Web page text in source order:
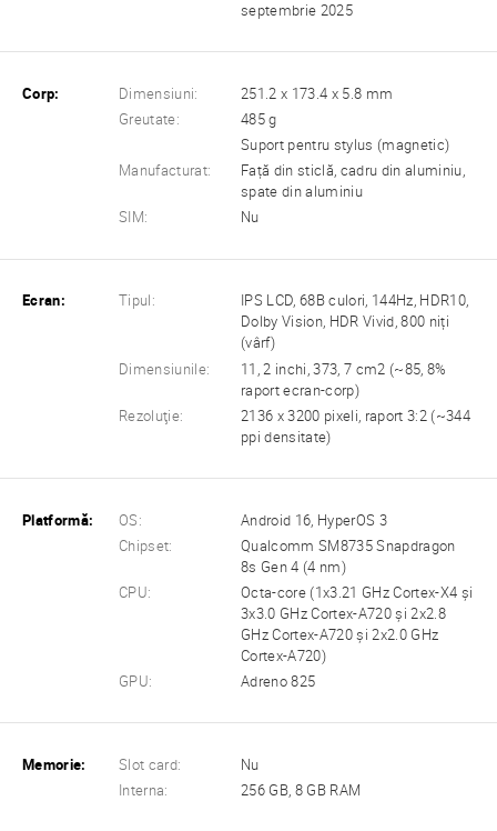
septembrie 2025
Corp: Dimensiuni:
251.2 x 173.4 x 5.8 mm
Greutate:
485 g
Suport pentru stylus (magnetic)
Manufacturat:
Față din sticlă, cadru din aluminiu,
spate din aluminiu
SIM:
Nu
Ecran: Tipul:
IPS LCD, 68B culori, 144Hz, HDR10,
Dolby Vision, HDR Vivid, 800 niți
(vârf)
Dimensiunile:
11, 2 inchi, 373, 7 cm2 (~85, 8%
raport ecran-corp)
Rezoluţie:
2136 x 3200 pixeli, raport 3:2 (~344
ppi densitate)
Platformă: OS:
Android 16, HyperOS 3
Chipset:
Qualcomm SM8735 Snapdragon
8s Gen 4 (4 nm)
CPU:
Octa-core (1x3.21 GHz Cortex-X4 și
3x3.0 GHz Cortex-A720 și 2x2.8
GHz Cortex-A720 și 2x2.0 GHz
Cortex-A720)
GPU:
Adreno 825
Memorie: Slot card:
Nu
Interna:
256 GB, 8 GB RAM